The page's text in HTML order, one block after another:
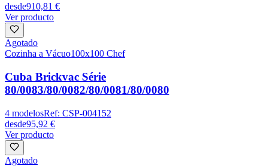
desde910,81 €
Ver producto
Agotado
Cozinha a Vácuo100x100 Chef
Cuba Brickvac Série
80/0083/80/0082/80/0081/80/0080
4 modelosRef: CSP-004152
desde95,92 €
Ver producto
Agotado